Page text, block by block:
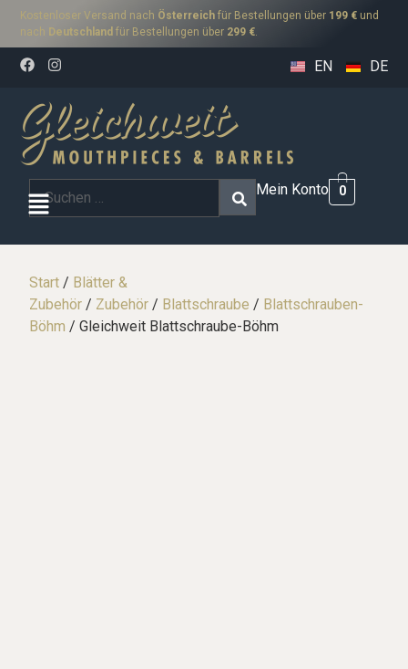
Kostenloser Versand nach Österreich für Bestellungen über 199 € und
nach Deutschland für Bestellungen über 299 €.
EN DE
Mein Konto 0
Start / Blätter &
Zubehör / Zubehör / Blattschraube / Blattschrauben-
Böhm / Gleichweit Blattschraube-Böhm